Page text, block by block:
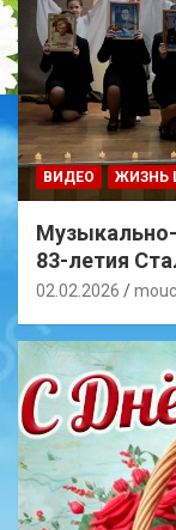
ВИДЕО ЖИЗНЬ
Музыкально-
83-летия
02.02.2026